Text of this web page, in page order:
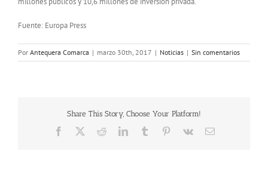
Fuente: Europa Press
Por Antequera Comarca | marzo 30th, 2017 | Noticias | Sin comentarios
Share This Story, Choose Your Platform!
Facebook RedditLinkedInTumblr Pinterest
Vk
Correo